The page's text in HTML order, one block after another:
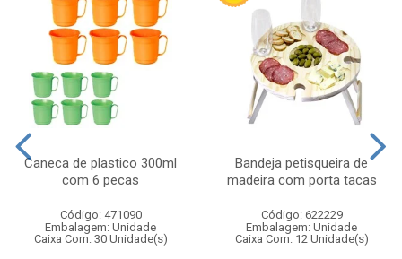
Caneca de plastico 300ml
com 6 pecas
Código: 471090
Embalagem: Unidade
Caixa Com: 30 Unidade(s)
Bandeja petisqueira de
madeira com porta tacas
Código: 622229
Embalagem: Unidade
Caixa Com: 12 Unidade(s)